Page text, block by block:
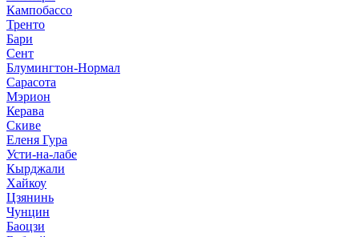
Кампобассо
Тренто
Бари
Сент
Блумингтон-Нормал
Сарасота
Мэрион
Керава
Скиве
Еленя Гура
Усти-на-лабе
Кырджали
Хайкоу
Цзянинь
Чунцин
Баоцзи